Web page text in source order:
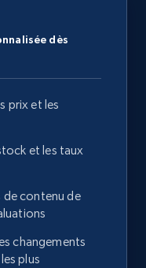
dès
prix et les
et les taux
de contenu de
changements
plus